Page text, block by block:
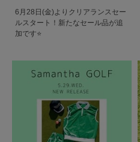
6月28日(金)よりクリアランスセー
ルスタート！新たなセール品が追
加です⭐️